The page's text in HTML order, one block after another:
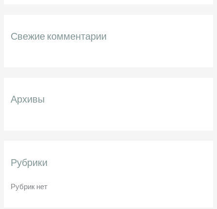
к
Свежие комментарии
Архивы
Рубрики
Рубрик нет